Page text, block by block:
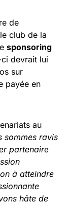
de
club de la
sponsoring
devrait lui
sur
payée en
au
sommes ravis
partenaire
à atteindre
hâte de